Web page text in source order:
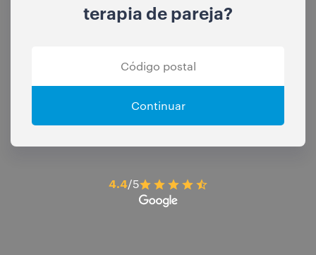
terapia de pareja?
Continuar
4.4/5